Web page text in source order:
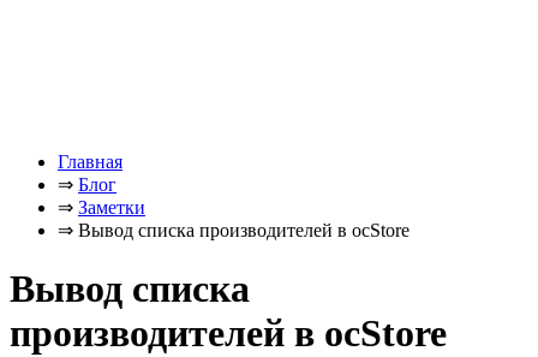
Главная
⇒ Блог
⇒ Заметки
⇒ Вывод списка производителей в ocStore
Вывод списка
производителей в ocStore